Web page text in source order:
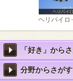
ヘリパイロ
「好き」から
分野からさがす